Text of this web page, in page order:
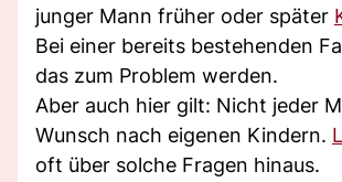
junger Mann früher oder später
Bei einer bereits bestehenden
das zum Problem werden.
Aber auch hier gilt: Nicht jeder
Wunsch nach eigenen Kindern.
oft über solche Fragen hinaus.